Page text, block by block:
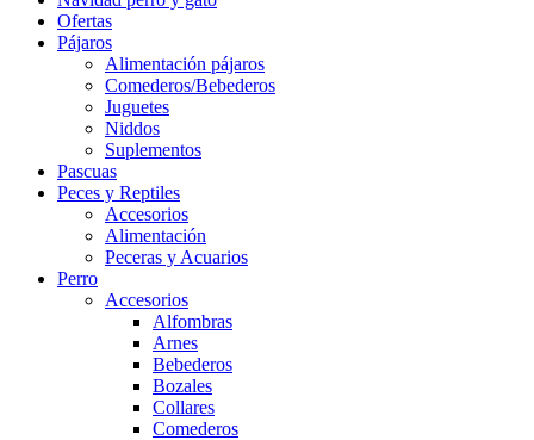
Ofertas
Pájaros
Alimentación pájaros
Comederos/Bebederos
Juguetes
Niddos
Suplementos
Pascuas
Peces y Reptiles
Accesorios
Alimentación
Peceras y Acuarios
Perro
Accesorios
Alfombras
Arnes
Bebederos
Bozales
Collares
Comederos